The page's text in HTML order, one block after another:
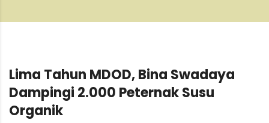
Lima Tahun MDOD, Bina Swadaya
Dampingi 2.000 Peternak Susu
Organik